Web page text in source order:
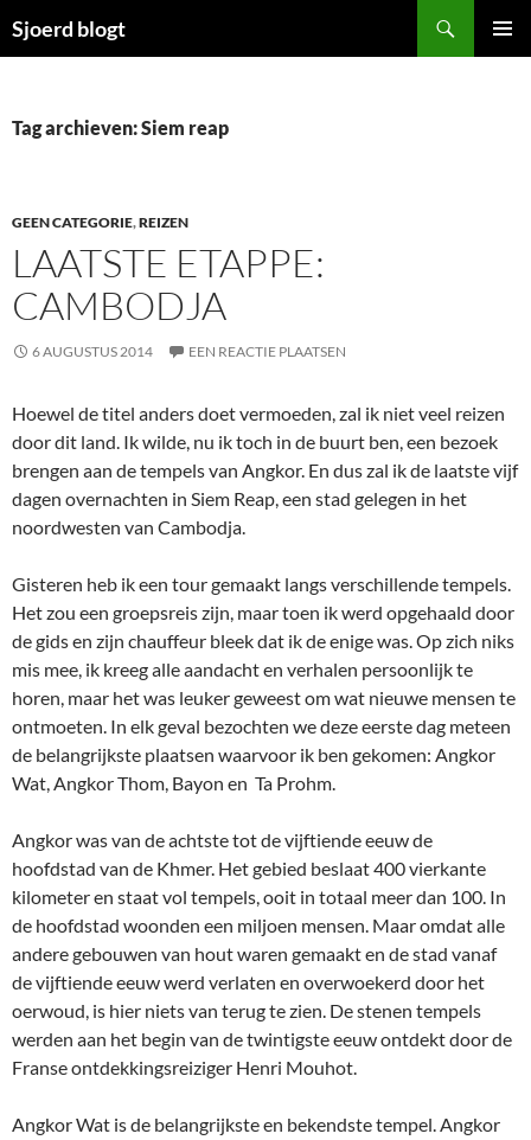
naar
Sjoerd blogt
Tag archieven: Siem reap
GEEN CATEGORIE,REIZEN
LAATSTE ETAPPE:
CAMBODJA
6 AUGUSTUS 2014 EEN REACTIE PLAATSEN
Hoewel de titel anders doet vermoeden, zal ik niet veel reizen
door dit land. Ik wilde, nu ik toch in de buurt ben, een bezoek
brengen aan de tempels van Angkor. En dus zal ik de laatste vijf
dagen overnachten in Siem Reap, een stad gelegen in het
noordwesten van Cambodja.
Gisteren heb ik een tour gemaakt langs verschillende tempels.
Het zou een groepsreis zijn, maar toen ik werd opgehaald door
de gids en zijn chauffeur bleek dat ik de enige was. Op zich niks
mis mee, ik kreeg alle aandacht en verhalen persoonlijk te
horen, maar het was leuker geweest om wat nieuwe mensen te
ontmoeten. In elk geval bezochten we deze eerste dag meteen
de belangrijkste plaatsen waarvoor ik ben gekomen: Angkor
Wat, Angkor Thom, Bayon en Ta Prohm.
Angkor was van de achtste tot de vijftiende eeuw de
hoofdstad van de Khmer. Het gebied beslaat 400 vierkante
kilometer en staat vol tempels, ooit in totaal meer dan 100. In
de hoofdstad woonden een miljoen mensen. Maar omdat alle
andere gebouwen van hout waren gemaakt en de stad vanaf
de vijftiende eeuw werd verlaten en overwoekerd door het
oerwoud, is hier niets van terug te zien. De stenen tempels
werden aan het begin van de twintigste eeuw ontdekt door de
Franse ontdekkingsreiziger Henri Mouhot.
Angkor Wat is de belangrijkste en bekendste tempel. Angkor